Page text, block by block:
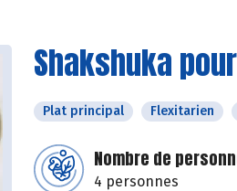
Shakshuka
Plat principal Flexitarien
Nombre de
4 personnes